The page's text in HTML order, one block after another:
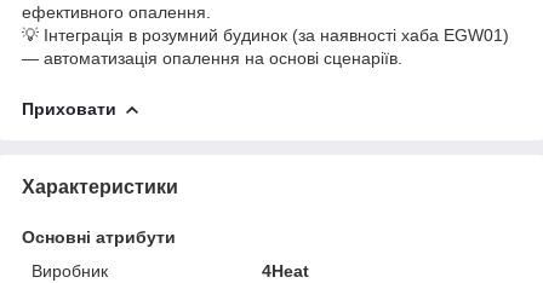
ефективного опалення.
💡 Інтеграція в розумний будинок (за наявності хаба EGW01)
— автоматизація опалення на основі сценаріїв.
Приховати
Характеристики
Основні атрибути
Виробник
4Heat